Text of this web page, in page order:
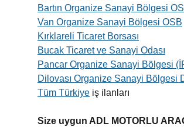
Bartın Organize Sanayi Bölgesi
Van Organize Sanayi Bölgesi OSB
Kırklareli Ticaret Borsası
Bucak Ticaret ve Sanayi Odası
Pancar Organize Sanayi Bölgesi
Dilovası Organize Sanayi Bölgesi
Tüm Türkiye iş ilanları
Size uygun ADL MOTORLU